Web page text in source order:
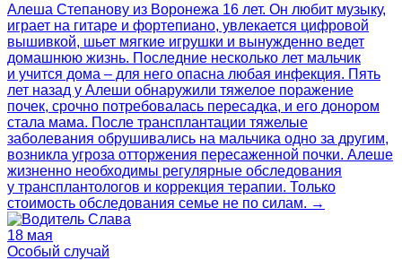
Алеша Степанову из Воронежа 16 лет. Он любит музыку,
играет на гитаре и фортепиано, увлекается цифровой
вышивкой, шьет мягкие игрушки и вынужденно ведет
домашнюю жизнь. Последние несколько лет мальчик
и учится дома – для него опасна любая инфекция. Пять
лет назад у Алеши обнаружили тяжелое поражение
почек, срочно потребовалась пересадка, и его донором
стала мама. После трансплантации тяжелые
заболевания обрушивались на мальчика одно за другим,
возникла угроза отторжения пересаженной почки. Алеше
жизненно необходимы регулярные обследования
у трансплантологов и коррекция терапии. Только
стоимость обследования семье не по силам. →
18 мая
Особый случай